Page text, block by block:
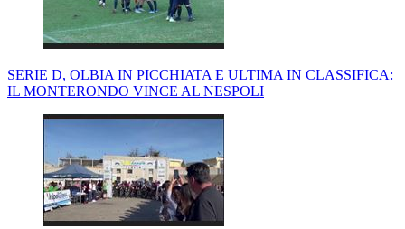
SERIE D, OLBIA IN PICCHIATA E ULTIMA IN CLASSIFICA:
IL MONTERONDO VINCE AL NESPOLI